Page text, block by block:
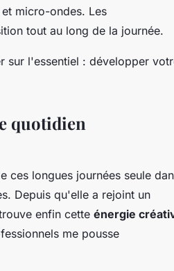
micro-ondes. Les
tout au long de la journée.
sur l'essentiel : développer
quotidien
ces longues journées seule
Depuis qu'elle a rejoint un
enfin cette énergie
me pousse